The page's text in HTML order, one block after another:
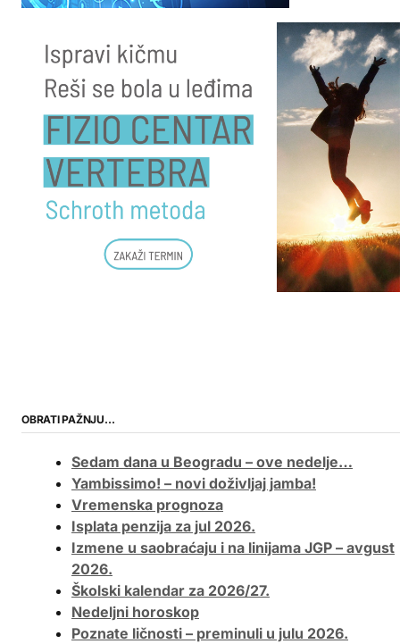
OBRATI PAŽNJU…
Sedam dana u Beogradu – ove nedelje…
Yambissimo! – novi doživljaj jamba!
Vremenska prognoza
Isplata penzija za jul 2026.
Izmene u saobraćaju i na linijama JGP – avgust
2026.
Školski kalendar za 2026/27.
Nedeljni horoskop
Poznate ličnosti – preminuli u julu 2026.